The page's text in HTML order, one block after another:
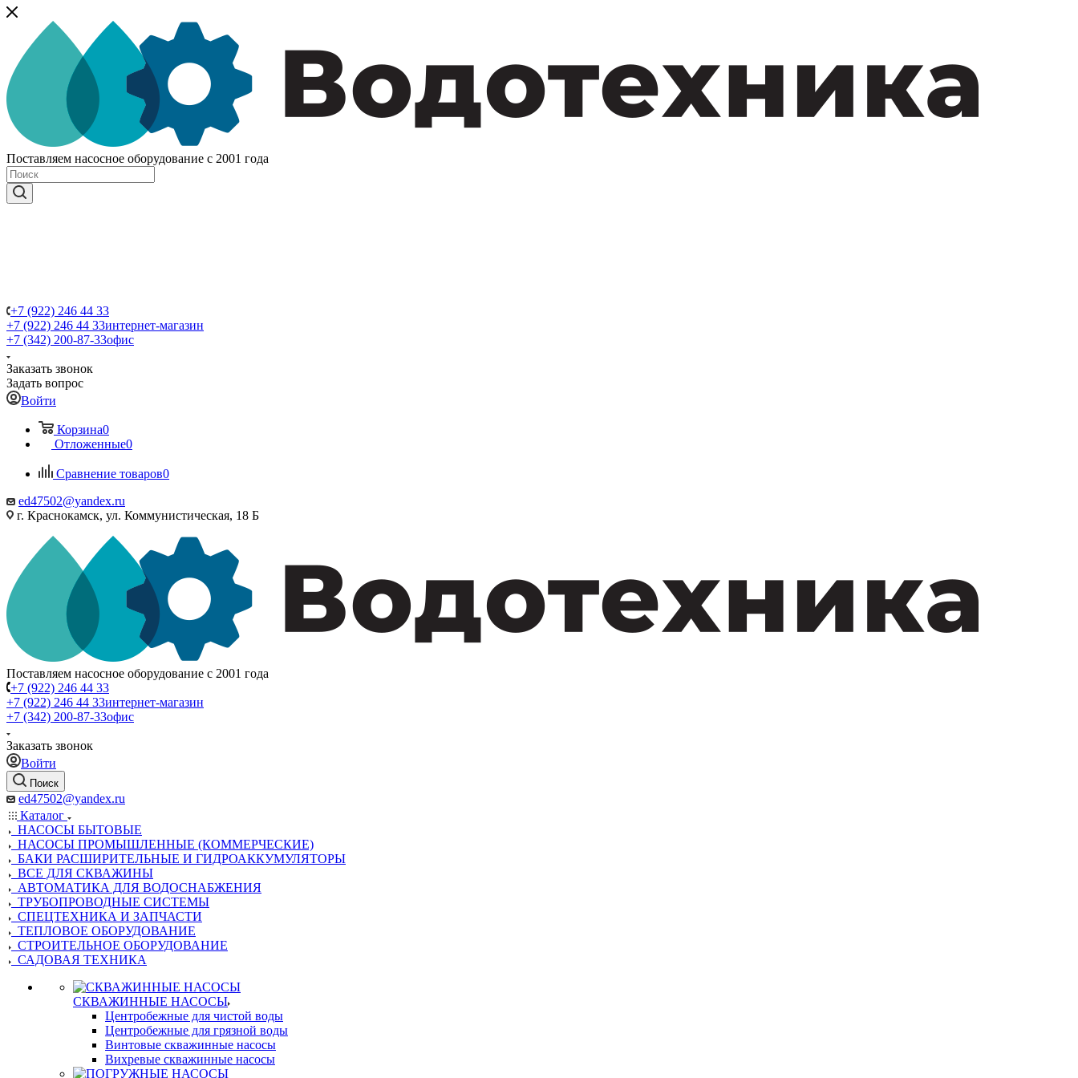
Поставляем насосное оборудование с 2001 года
+7 (922) 246 44 33
+7 (922) 246 44 33интернет-магазин
+7 (342) 200-87-33офис
Заказать звонок
Задать вопрос
Войти
Корзина0
Отложенные0
Сравнение товаров0
ed47502@yandex.ru
г. Краснокамск, ул. Коммунистическая, 18 Б
Поставляем насосное оборудование с 2001 года
+7 (922) 246 44 33
+7 (922) 246 44 33интернет-магазин
+7 (342) 200-87-33офис
Заказать звонок
Войти
Поиск
ed47502@yandex.ru
Каталог
НАСОСЫ БЫТОВЫЕ
НАСОСЫ ПРОМЫШЛЕННЫЕ (КОММЕРЧЕСКИЕ)
БАКИ РАСШИРИТЕЛЬНЫЕ И ГИДРОАККУМУЛЯТОРЫ
ВСЕ ДЛЯ СКВАЖИНЫ
АВТОМАТИКА ДЛЯ ВОДОСНАБЖЕНИЯ
ТРУБОПРОВОДНЫЕ СИСТЕМЫ
СПЕЦТЕХНИКА И ЗАПЧАСТИ
ТЕПЛОВОЕ ОБОРУДОВАНИЕ
СТРОИТЕЛЬНОЕ ОБОРУДОВАНИЕ
САДОВАЯ ТЕХНИКА
СКВАЖИННЫЕ НАСОСЫ
Центробежные для чистой воды
Центробежные для грязной воды
Винтовые скважинные насосы
Вихревые скважинные насосы